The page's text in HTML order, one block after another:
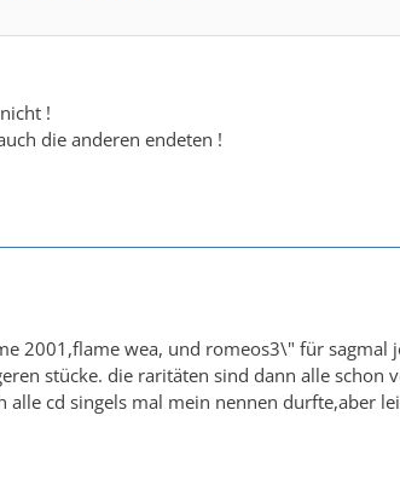
!
die anderen endeten !
2001,flame wea, und romeos3\" für sagmal
stücke. die raritäten sind dann alle schon
alle cd singels mal mein nennen durfte,aber